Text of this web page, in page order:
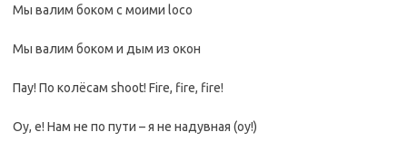
Мы валим боком с моими loco
Мы валим боком и дым из окон
Пау! По колёсам shoot! Fire, fire, fire!
Оу, е! Нам не по пути – я не надувная (оу!)